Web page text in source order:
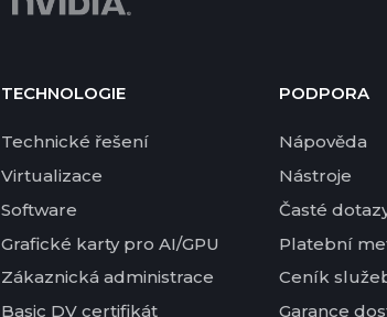
TECHNOLOGIE
Technické řešení
Virtualizace
Software
Grafické karty pro AI/GPU
Zákaznická administrace
Basic DV certifikát
PODPORA
Nápověda
Nástroje
Časté
Platební
Ceník
Garance